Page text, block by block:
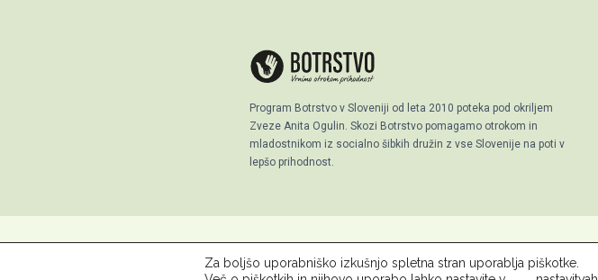
Program Botrstvo v Sloveniji od leta 2010 poteka pod okriljem
Zveze Anita Ogulin. Skozi Botrstvo pomagamo otrokom in
mladostnikom iz socialno šibkih družin z vse Slovenije na poti v
lepšo prihodnost.
© 2026 ZPM Moste O Botrstvu Novice Kontakt Za osebe
Za boljšo uporabniško izkušnjo spletna stran uporablja piškotke.